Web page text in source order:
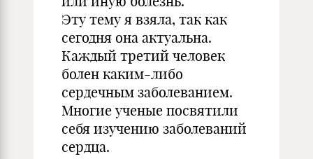
Эту тему я взяла, так как
сегодня она актуальна.
Каждый третий человек
болен каким-либо
сердечным заболеванием.
Многие ученые посвятили
себя изучению заболеваний
сердца.